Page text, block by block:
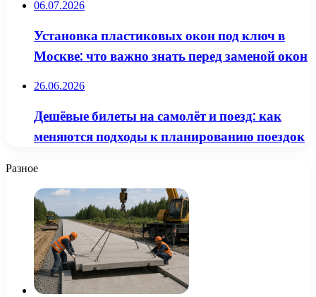
06.07.2026
Установка пластиковых окон под ключ в
Москве: что важно знать перед заменой окон
26.06.2026
Дешёвые билеты на самолёт и поезд: как
меняются подходы к планированию поездок
Разное